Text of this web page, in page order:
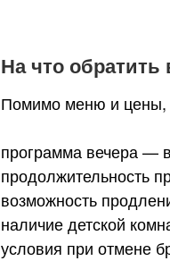
На что
Помимо меню и цены,
программа вечера —
продолжительность
возможность
наличие детской
условия при отмене